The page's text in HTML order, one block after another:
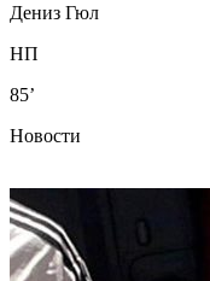
Дениз Гюл
НП
85’
Новости